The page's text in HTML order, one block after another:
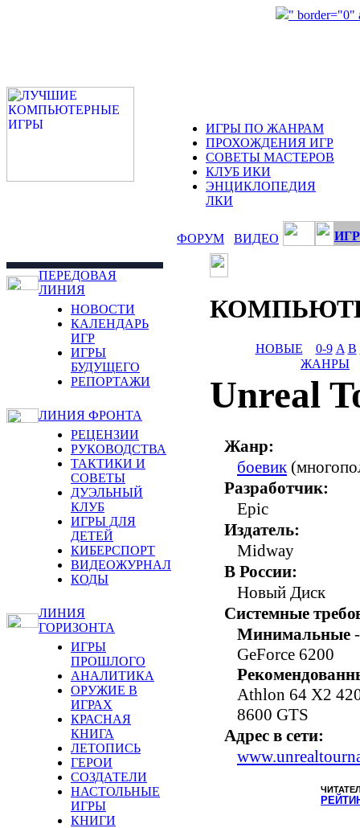
" border="0"
ИГРЫ ПО ЖАНРАМ
ПРОХОЖДЕНИЯ ИГР
СОВЕТЫ МАСТЕРОВ
КЛУБ ИКИ
ЭНЦИКЛОПЕДИЯ
ЛКИ
ФОРУМ ВИДЕО
ПЕРЕДОВАЯ
ЛИНИЯ
НОВОСТИ
КАЛЕНДАРЬ
ИГР
ИГРЫ
БУДУЩЕГО
РЕПОРТАЖИ
ЛИНИЯ ФРОНТА
РЕЦЕНЗИИ
РУКОВОДСТВА
ТАКТИКИ И
СОВЕТЫ
ДУЭЛЬНЫЙ
КЛУБ
ИГРЫ ДЛЯ
ДЕТЕЙ
КИБЕРСПОРТ
ВИДЕОЖУРНАЛ
КОДЫ
ЛИНИЯ
ГОРИЗОНТА
ИГРЫ
ПРОШЛОГО
АНАЛИТИКА
ОРУЖИЕ В
ИГРАХ
КРАСНАЯ
КНИГА
ЛЕТОПИСЬ
ГЕРОИ
СОЗДАТЕЛИ
НАСТОЛЬНЫЕ
ИГРЫ
КНИГИ
НОВЫЕ 0-9 A B
ЖАНРЫ
Unreal
Жанр:
боевик
Разработчик:
Epic
Издатель:
Midway
В России:
Новый Диск
Системные
Минимальные
GeForce 6200
Athlon 64 X2
8600 GTS
Адрес в сети: